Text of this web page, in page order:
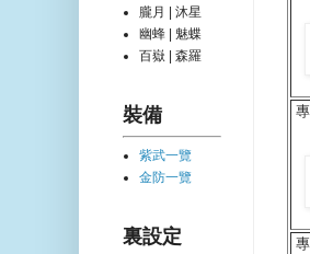
朧月 | 沐星
幽蜂 | 魅蝶
百嶽 | 森羅
裝備
紫武一覽
金防一覽
裏設定